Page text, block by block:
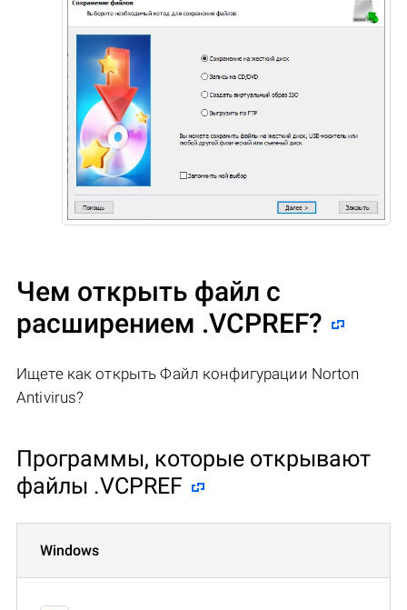
Чем открыть файл с
расширением .VCPREF?
Ищете как открыть Файл конфигурации Norton
Antivirus?
Программы, которые открывают
файлы .VCPREF
Windows